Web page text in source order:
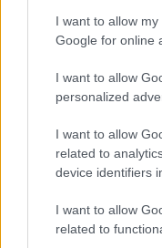
I want to allow
Google for online
I want to allow
personalized
I want to allow
related to
device identifiers
I want to allow
related to
flappy bird
khỉ
gấu trúc